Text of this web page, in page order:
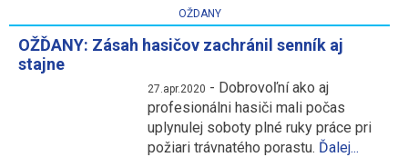
OŽDANY
OŽĎANY: Zásah hasičov zachránil senník aj
stajne
27.apr.2020 - Dobrovoľní ako aj
profesionálni hasiči mali počas
uplynulej soboty plné ruky práce pri
požiari trávnatého porastu. Ďalej...